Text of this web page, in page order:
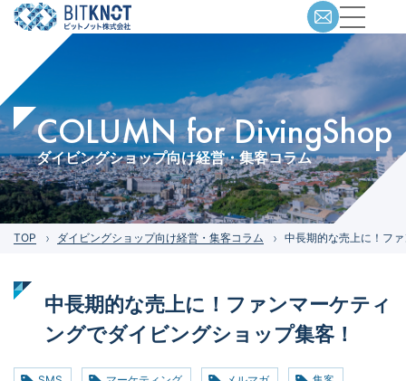
COLUMN for DivingShop
ダイビングショップ向け経営・集客コラム
TOP ダイビングショップ向け経営・集客コラム 中長期的な売上に！フ
中長期的な売上に！ファンマーケティ
ングでダイビングショップ集客！